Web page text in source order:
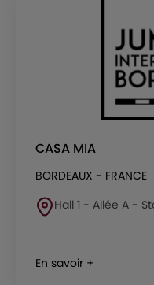
CASA MIA
BORDEAUX - FRANCE
Hall 1 - Allée A -
En savoir +